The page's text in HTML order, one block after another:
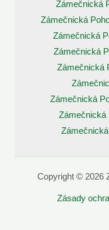
Zámečnická
Zámečnická
Zámečnická
Zámečnická
Zámečnická
Zámečnická
Zámečnická
Copyright © 2026
Zásady